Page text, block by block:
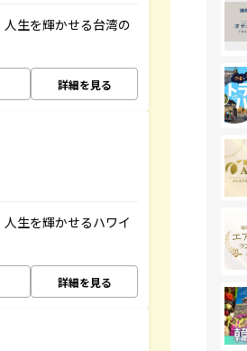
生を輝かせる台湾の
詳細を見る
生を輝かせるハワイ
詳細を見る